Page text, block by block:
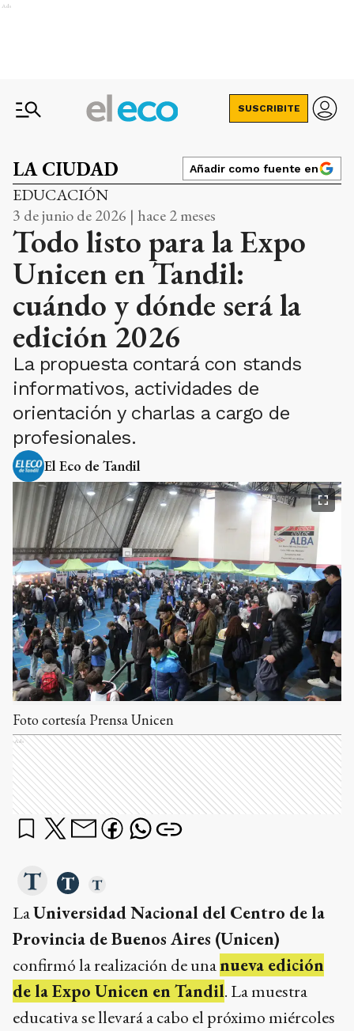
Ads
SUSCRIBITE
LA CIUDAD Añadir como fuente en
EDUCACIÓN
3 de junio de 2026 | hace 2 meses
Todo listo para la Expo
Unicen en Tandil:
cuándo y dónde será la
edición 2026
La propuesta contará con stands
informativos, actividades de
orientación y charlas a cargo de
profesionales.
El Eco de Tandil
Foto cortesía Prensa Unicen
Ads
LaUniversidad Nacional del Centro de la
Provincia de Buenos Aires (Unicen)
confirmó la realización de unanueva edición
de la Expo Unicen en Tandil. La muestra
educativa se llevará a cabo el próximo miércoles